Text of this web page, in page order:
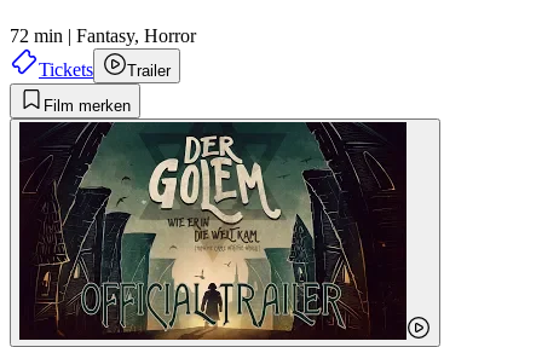
72 min | Fantasy, Horror
Tickets
Trailer
Film merken